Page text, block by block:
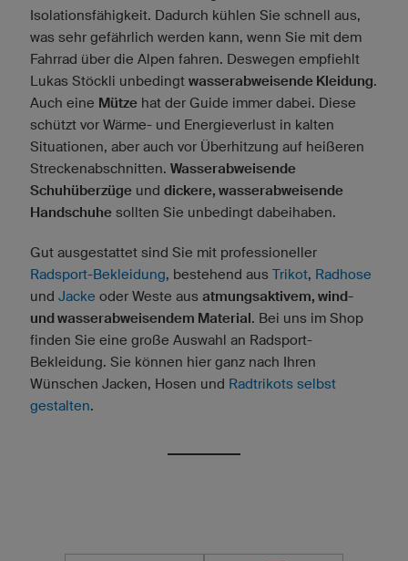
Isolationsfähigkeit. Dadurch kühlen Sie schnell aus,
was sehr gefährlich werden kann, wenn Sie mit dem
Fahrrad über die Alpen fahren. Deswegen empfiehlt
Lukas Stöckli unbedingt wasserabweisende Kleidung.
Auch eine Mütze hat der Guide immer dabei. Diese
schützt vor Wärme- und Energieverlust in kalten
Situationen, aber auch vor Überhitzung auf heißeren
Streckenabschnitten. Wasserabweisende
Schuhüberzüge und dickere, wasserabweisende
Handschuhe sollten Sie unbedingt dabeihaben.
Gut ausgestattet sind Sie mit professioneller
Radsport-Bekleidung, bestehend aus Trikot, Radhose
und Jacke oder Weste aus atmungsaktivem, wind-
und wasserabweisendem Material . Bei uns im Shop
finden Sie eine große Auswahl an Radsport-
Bekleidung. Sie können hier ganz nach Ihren
Wünschen Jacken, Hosen und Radtrikots selbst
gestalten.